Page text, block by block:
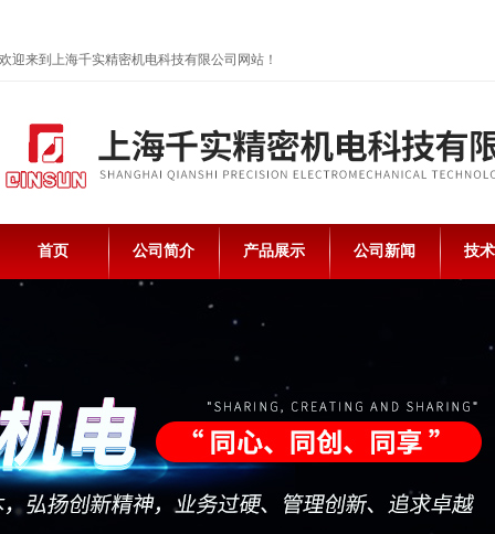
欢迎来到上海千实精密机电科技有限公司网站！
首页 公司简介 产品展示 公司新闻 技